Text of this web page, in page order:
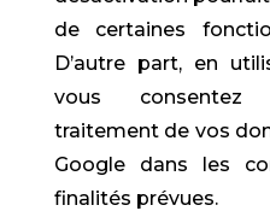
de certaines
D’autre part, en
vous consentez
traitement de vos
Google dans les
finalités prévues.